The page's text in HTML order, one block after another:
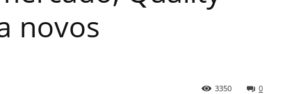
novos
0
3350